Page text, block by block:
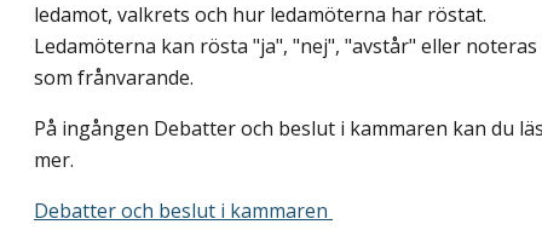
ledamot, valkrets och hur ledamöterna har röstat.
Ledamöterna kan rösta "ja", "nej", "avstår" eller noteras
som frånvarande.
På ingången Debatter och beslut i kammaren kan du
mer.
Debatter och beslut i kammaren